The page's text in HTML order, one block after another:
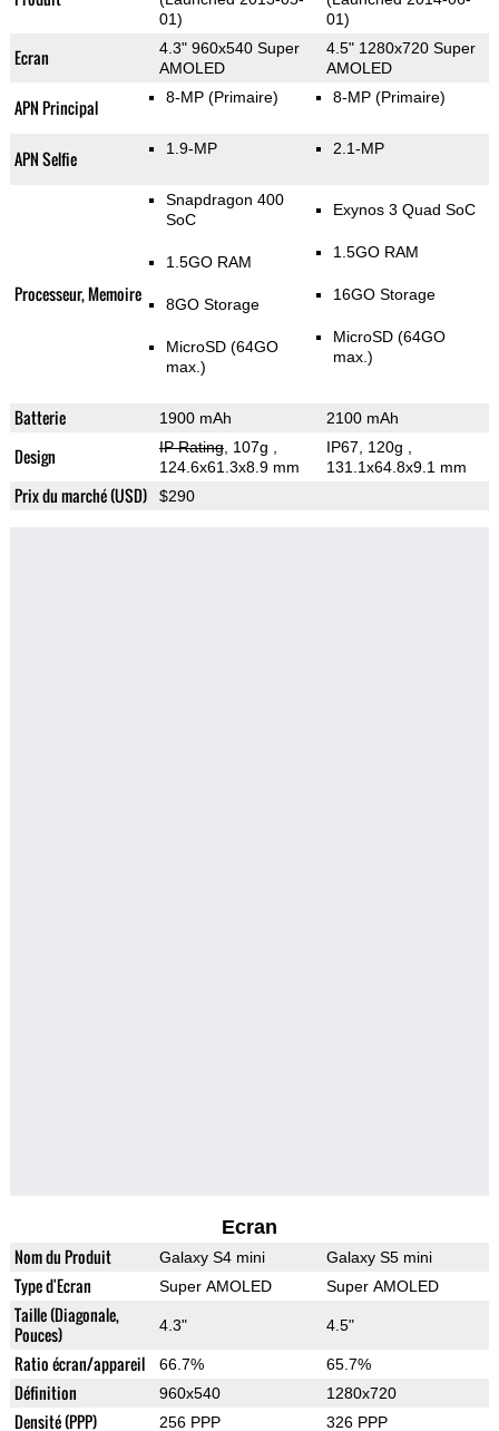
01)
01)
Ecran
4.3" 960x540 Super
AMOLED
4.5" 1280x720 Super
AMOLED
APN Principal 8-MP (Primaire) 8-MP (Primaire)
APN Selfie 1.9-MP 2.1-MP
Processeur, Memoire
Snapdragon 400
SoC
1.5GO RAM
8GO Storage
MicroSD (64GO
max.)
Exynos 3 Quad SoC
1.5GO RAM
16GO Storage
MicroSD (64GO
max.)
Batterie 1900 mAh 2100 mAh
Design IP Rating, 107g
124.6x61.3x8.9 mm
IP67, 120g
131.1x64.8x9.1 mm
Prix du marché (USD) $290
Ecran
Nom du Produit Galaxy S4 mini Galaxy S5 mini
Type d'Ecran Super AMOLED Super AMOLED
Taille (Diagonale,
Pouces)
4.3" 4.5"
Ratio écran/appareil 66.7% 65.7%
Définition 960x540 1280x720
Densité (PPP) 256 PPP 326 PPP